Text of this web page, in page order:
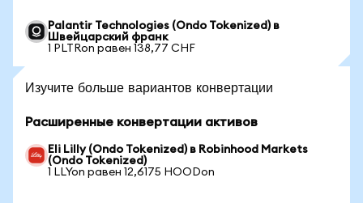
Palantir Technologies (Ondo Tokenized) в
Швейцарский франк
1 PLTRon равен 138,77 CHF
Изучите больше вариантов конвертации
Расширенные конвертации активов
Eli Lilly (Ondo Tokenized) в Robinhood Markets
(Ondo Tokenized)
1 LLYon равен 12,6175 HOODon